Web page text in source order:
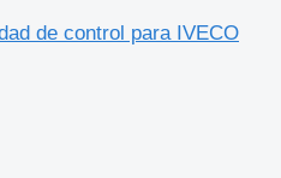
de control para IVECO